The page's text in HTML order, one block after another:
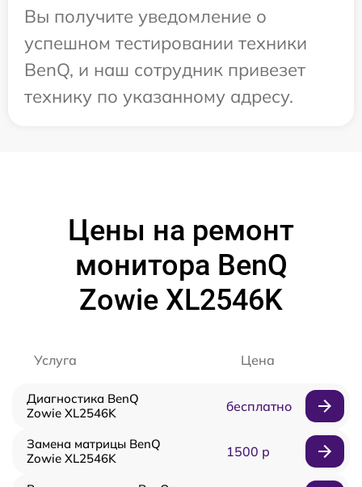
Вы получите уведомление о
успешном тестировании техники
BenQ, и наш сотрудник привезет
технику по указанному адресу.
Цены на ремонт
монитора BenQ
Zowie XL2546K
Услуга Цена
Диагностика BenQ
Zowie XL2546K
бесплатно
Замена матрицы BenQ
Zowie XL2546K
1500 р